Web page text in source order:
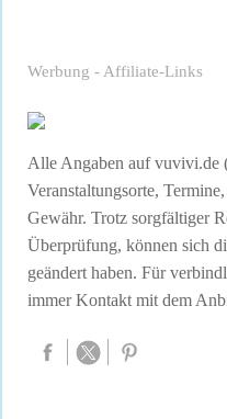
Werbung - Affiliate-Links
Alle Angaben auf vuvivi.de
Veranstaltungsorte,
Gewähr. Trotz sorgfältiger
Überprüfung, können sich
geändert haben. Für
immer Kontakt mit dem